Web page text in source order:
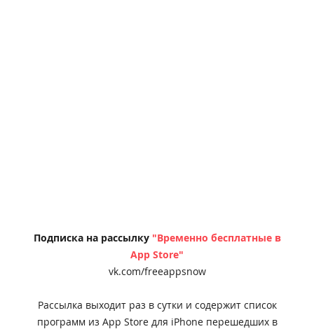
Подписка на рассылку "Временно бесплатные в
App Store"
vk.com/freeappsnow
Рассылка выходит раз в сутки и содержит список
программ из App Store для iPhone перешедших в